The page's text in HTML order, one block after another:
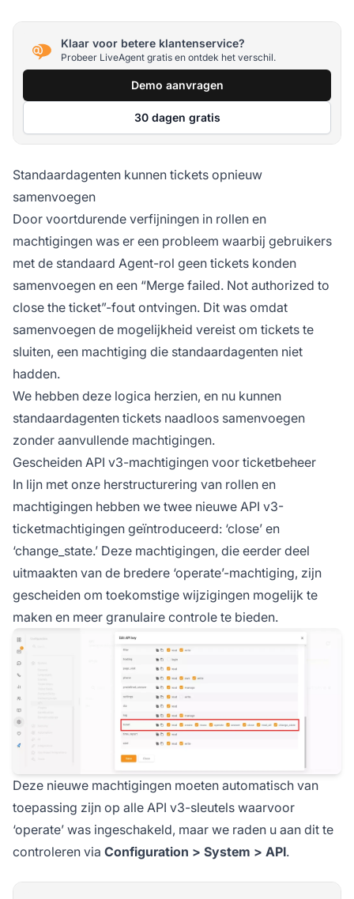
Klaar voor betere klantenservice?
Probeer LiveAgent gratis en ontdek het verschil.
Demo aanvragen
30 dagen gratis
Standaardagenten kunnen tickets opnieuw
samenvoegen
Door voortdurende verfijningen in rollen en
machtigingen was er een probleem waarbij gebruikers
met de standaard Agent-rol geen tickets konden
samenvoegen en een “Merge failed. Not authorized to
close the ticket”-fout ontvingen. Dit was omdat
samenvoegen de mogelijkheid vereist om tickets te
sluiten, een machtiging die standaardagenten niet
hadden.
We hebben deze logica herzien, en nu kunnen
standaardagenten tickets naadloos samenvoegen
zonder aanvullende machtigingen.
Gescheiden API v3-machtigingen voor ticketbeheer
In lijn met onze herstructurering van rollen en
machtigingen hebben we twee nieuwe API v3-
ticketmachtigingen geïntroduceerd: ‘close’ en
‘change_state.’ Deze machtigingen, die eerder deel
uitmaakten van de bredere ‘operate’-machtiging, zijn
gescheiden om toekomstige wijzigingen mogelijk te
maken en meer granulaire controle te bieden.
Deze nieuwe machtigingen moeten automatisch van
toepassing zijn op alle API v3-sleutels waarvoor
‘operate’ was ingeschakeld, maar we raden u aan dit te
controleren via Configuration > System > API.